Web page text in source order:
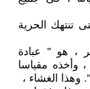
تنتهك الحرية
، هو " عبادة
وأخذه مقياسا
وهذا الغشاء ،